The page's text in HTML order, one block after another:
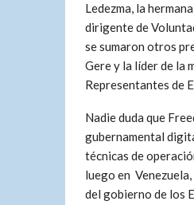
Ledezma, la
dirigente de
se sumaron otros
Gere y la líder de la
Representantes de
Nadie duda que
gubernamental
técnicas de
luego en
del gobierno de los